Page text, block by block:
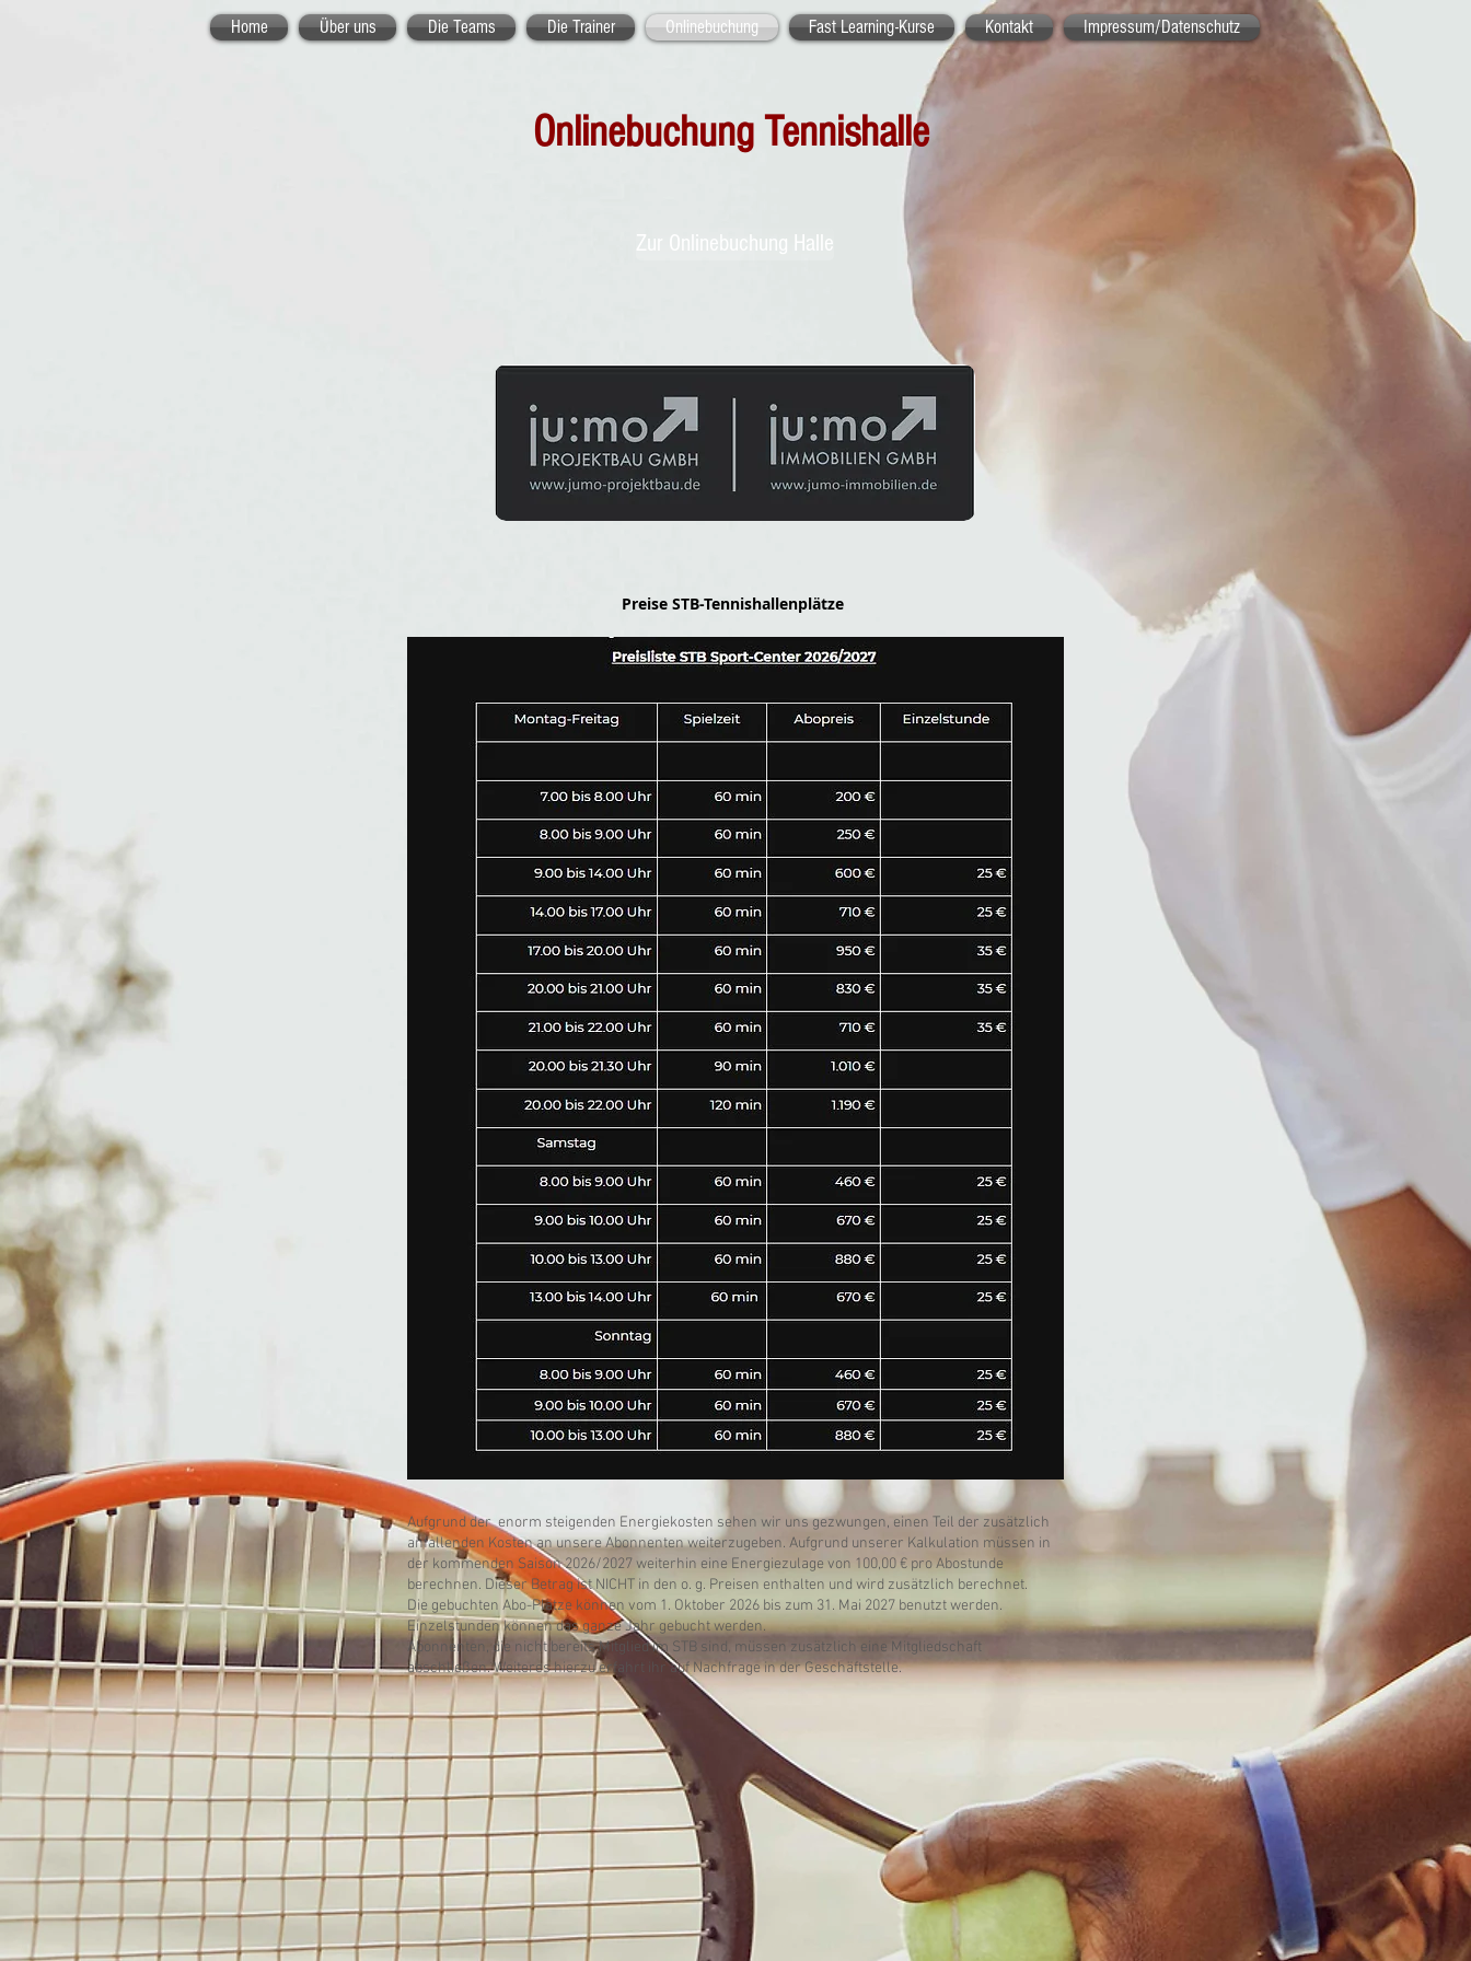
Home Über uns Die Teams Die Trainer Onlinebuchung Fast Learning-Kurse Kontakt Impressum/Datenschutz
Onlinebuchung Tennishalle
Zur Onlinebuchung Halle
Preise STB-Tennishallenplätze
Aufgrund der enorm steigenden Energiekosten sehen wir uns gezwungen, einen Teil der zusätzlich
anfallenden Kosten an unsere Abonnenten weiterzugeben. Aufgrund unserer Kalkulation müssen in
der kommenden Saison 2026/2027 weiterhin eine Energiezulage von 100,00 € pro Abostunde
berechnen. Dieser Betrag ist NICHT in den o. g. Preisen enthalten und wird zusätzlich berechnet.
Die gebuchten Abo-Plätze können vom 1. Oktober 2026 bis zum 31. Mai 2027 benutzt werden.
Einzelstunden können das ganze Jahr gebucht werden.
Abonnenten, die nicht bereits Mitglied im STB sind, müssen zusätzlich eine Mitgliedschaft
abschließen. Weiteres hierzu erfahrt ihr auf Nachfrage in der Geschäftstelle.